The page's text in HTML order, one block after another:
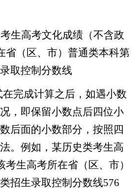
生高考文化成绩（不含政
省（区、市）普通类本科第
取控制分数线
完成计算之后，如遇小数
，即保留小数点后四位小
后面的小数部分，按照四
。例如，某历史类考生高
考生高考所在省（区、市）
招生录取控制分数线576